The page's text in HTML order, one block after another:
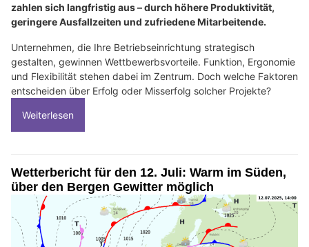
zahlen sich langfristig aus – durch höhere Produktivität,
geringere Ausfallzeiten und zufriedene Mitarbeitende.
Unternehmen, die Ihre Betriebseinrichtung strategisch
gestalten, gewinnen Wettbewerbsvorteile. Funktion, Ergonomie
und Flexibilität stehen dabei im Zentrum. Doch welche Faktoren
entscheiden über Erfolg oder Misserfolg solcher Projekte?
Weiterlesen
Wetterbericht für den 12. Juli: Warm im Süden,
über den Bergen Gewitter möglich